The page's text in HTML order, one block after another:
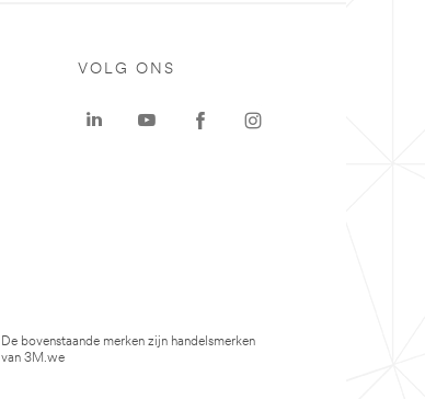
VOLG ONS
De bovenstaande merken zijn handelsmerken
van 3M.we